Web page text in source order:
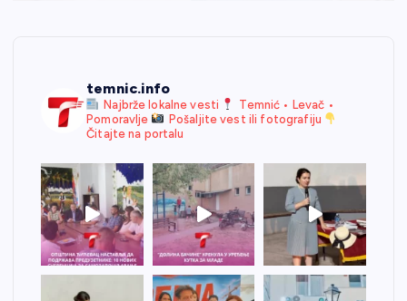
temnic.info
Najbrže lokalne vesti
Temnić • Levač •
Pomoravlje
Pošaljite vest ili fotografiju
Čitajte na portalu